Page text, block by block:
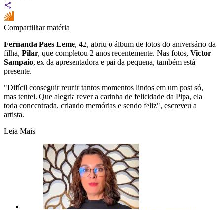
Compartilhar matéria
Fernanda Paes Leme, 42, abriu o álbum de fotos do aniversário da
filha, Pilar, que completou 2 anos recentemente. Nas fotos, Victor
Sampaio, ex da apresentadora e pai da pequena, também está
presente.
"Difícil conseguir reunir tantos momentos lindos em um post só,
mas tentei. Que alegria rever a carinha de felicidade da Pipa, ela
toda concentrada, criando memórias e sendo feliz", escreveu a
artista.
Leia Mais